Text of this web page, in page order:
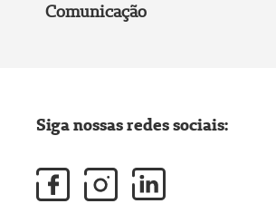
Comunicação
Siga nossas redes sociais: